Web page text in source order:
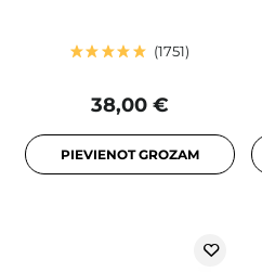
1751
38,00 €
PIEVIENOT GROZAM